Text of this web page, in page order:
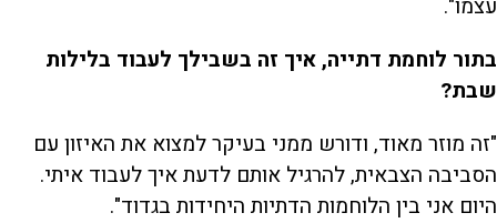
עצמו".
בתור לוחמת דתייה, איך זה בשבילך לעבוד בלילות
שבת?
"זה מוזר מאוד, ודורש ממני בעיקר למצוא את האיזון עם
הסביבה הצבאית, להרגיל אותם לדעת איך לעבוד איתי.
היום אני בין הלוחמות הדתיות היחידות בגדוד".